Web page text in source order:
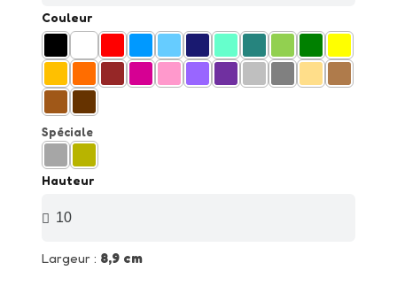
Couleur
Spéciale
Hauteur
Largeur : 8,9 cm